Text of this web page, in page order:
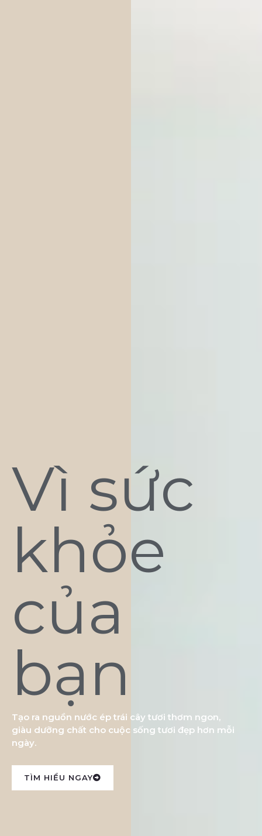
Vì sức
khỏe
của
bạn
Tạo ra nguồn nước ép trái cây tươi thơm ngon,
giàu dưỡng chất cho cuộc sống tươi đẹp hơn mỗi
ngày.
TÌM HIỂU NGAY